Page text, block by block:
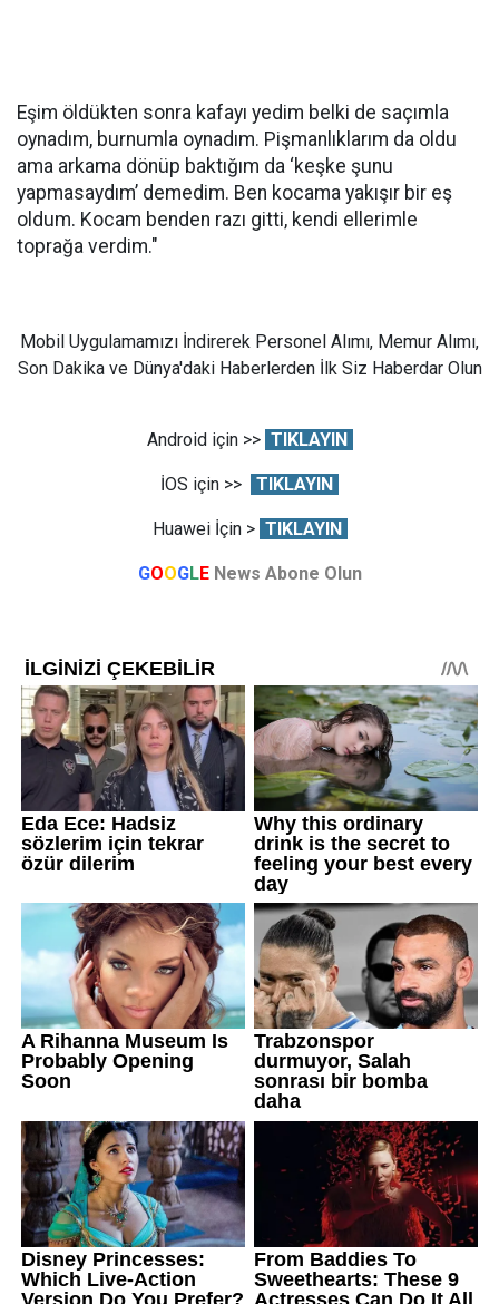
Eşim öldükten sonra kafayı yedim belki de saçımla
oynadım, burnumla oynadım. Pişmanlıklarım da oldu
ama arkama dönüp baktığım da ‘keşke şunu
yapmasaydım’ demedim. Ben kocama yakışır bir eş
oldum. Kocam benden razı gitti, kendi ellerimle
toprağa verdim."
Mobil Uygulamamızı İndirerek Personel Alımı, Memur Alımı,
Son Dakika ve Dünya'daki Haberlerden İlk Siz Haberdar Olun
Android için >> TIKLAYIN
İOS için >> TIKLAYIN
Huawei İçin > TIKLAYIN
GOOGLE News Abone Olun